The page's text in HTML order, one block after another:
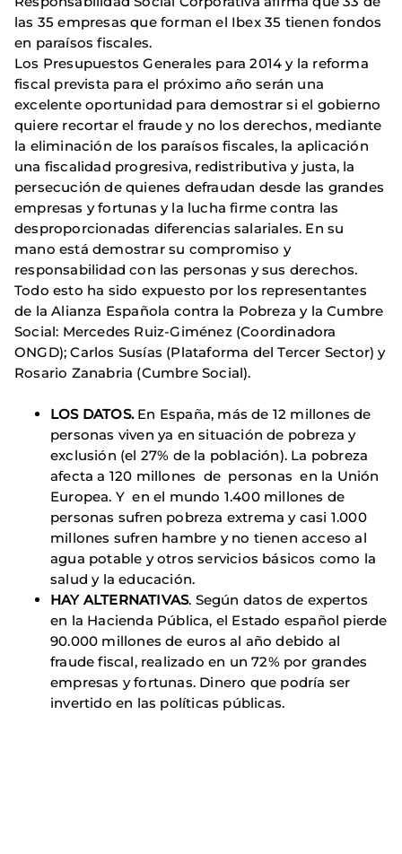
las 35 empresas que forman el Ibex 35 tienen fondos
en paraísos fiscales.
Los Presupuestos Generales para 2014 y la reforma
fiscal prevista para el próximo año serán una
excelente oportunidad para demostrar si el gobierno
quiere recortar el fraude y no los derechos, mediante
la eliminación de los paraísos fiscales, la aplicación
una fiscalidad progresiva, redistributiva y justa, la
persecución de quienes defraudan desde las grandes
empresas y fortunas y la lucha firme contra las
desproporcionadas diferencias salariales. En su
mano está demostrar su compromiso y
responsabilidad con las personas y sus derechos.
Todo esto ha sido expuesto por los representantes
de la Alianza Española contra la Pobreza y la Cumbre
Social: Mercedes Ruiz-Giménez (Coordinadora
ONGD); Carlos Susías (Plataforma del Tercer Sector) y
Rosario Zanabria (Cumbre Social).
LOS DATOS.En España, más de 12 millones de
personas viven ya en situación de pobreza y
exclusión (el 27% de la población). La pobreza
afecta a 120 millones de personas en la Unión
Europea. Y en el mundo 1.400 millones de
personas sufren pobreza extrema y casi 1.000
millones sufren hambre y no tienen acceso al
agua potable y otros servicios básicos como la
salud y la educación.
HAY ALTERNATIVAS. Según datos de expertos
en la Hacienda Pública, el Estado español pierde
90.000 millones de euros al año debido al
fraude fiscal, realizado en un 72% por grandes
empresas y fortunas. Dinero que podría ser
invertido en las políticas públicas.